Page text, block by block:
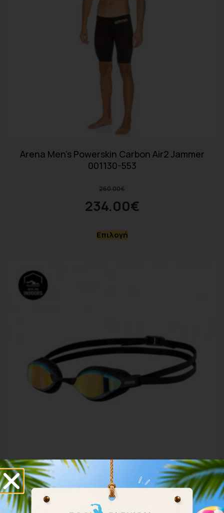
Arena Men’s Powerskin Carbon Air2 Jammer
001130-553
260.00€
234.00€
Επιλογή
Arena Airspeed Mirror Goggles 003151-200